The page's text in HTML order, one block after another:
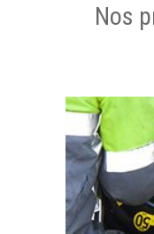
Nos